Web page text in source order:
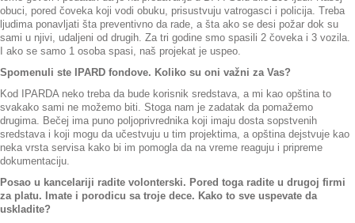
obuci, pored čoveka koji vodi obuku, prisustvuju vatrogasci i policija. Treba
ljudima ponavljati šta preventivno da rade, a šta ako se desi požar dok su
sami u njivi, udaljeni od drugih. Za tri godine smo spasili 2 čoveka i 3 vozila.
I ako se samo 1 osoba spasi, naš projekat je uspeo.
Spomenuli ste IPARD fondove. Koliko su oni važni za Vas?
Kod IPARDA neko treba da bude korisnik sredstava, a mi kao opština to
svakako sami ne možemo biti. Stoga nam je zadatak da pomažemo
drugima. Bečej ima puno poljoprivrednika koji imaju dosta sopstvenih
sredstava i koji mogu da učestvuju u tim projektima, a opština dejstvuje kao
neka vrsta servisa kako bi im pomogla da na vreme reaguju i pripreme
dokumentaciju.
Posao u kancelariji radite volonterski. Pored toga radite u drugoj firmi
za platu. Imate i porodicu sa troje dece. Kako to sve uspevate da
uskladite?